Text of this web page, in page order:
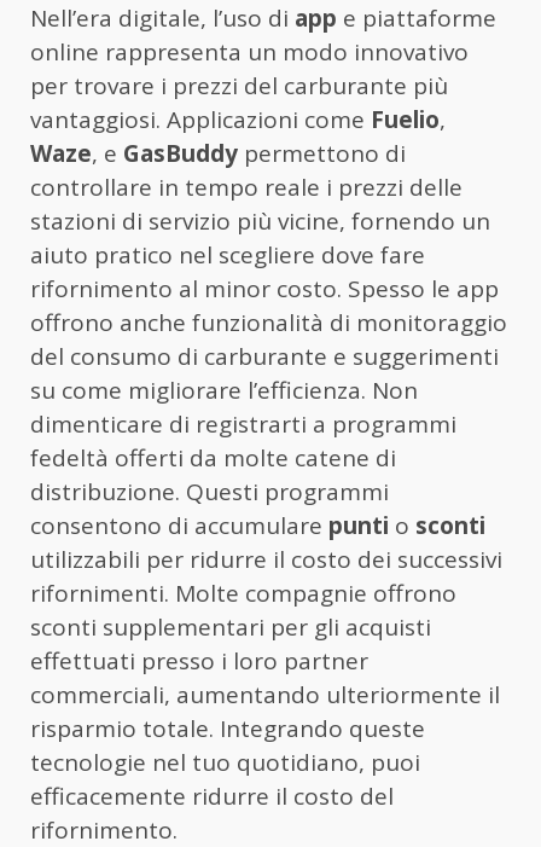
Nell’era digitale, l’uso di app e piattaforme
online rappresenta un modo innovativo
per trovare i prezzi del carburante più
vantaggiosi. Applicazioni come Fuelio,
Waze, e GasBuddy permettono di
controllare in tempo reale i prezzi delle
stazioni di servizio più vicine, fornendo un
aiuto pratico nel scegliere dove fare
rifornimento al minor costo. Spesso le app
offrono anche funzionalità di monitoraggio
del consumo di carburante e suggerimenti
su come migliorare l’efficienza. Non
dimenticare di registrarti a programmi
fedeltà offerti da molte catene di
distribuzione. Questi programmi
consentono di accumulare punti o sconti
utilizzabili per ridurre il costo dei successivi
rifornimenti. Molte compagnie offrono
sconti supplementari per gli acquisti
effettuati presso i loro partner
commerciali, aumentando ulteriormente il
risparmio totale. Integrando queste
tecnologie nel tuo quotidiano, puoi
efficacemente ridurre il costo del
rifornimento.